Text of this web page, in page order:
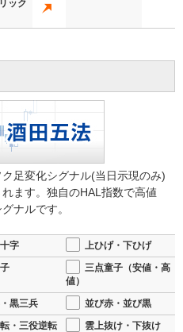
ック
足変化シグナル(当日示現のみ)
ます。独自のHAL指数で高値
ナルです。
字
上ひげ・下ひげ
三点童子（安値・高
値）
黒三兵
並び赤・並び黒
・三役逆転 雲上抜け・下抜け